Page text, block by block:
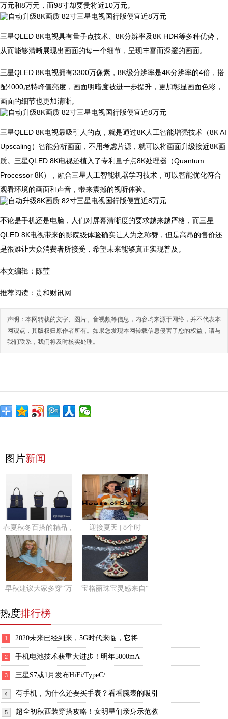
万元和8万元，而98寸却要贵将近10万元。
三星QLED 8K电视具有量子点技术、8K分辨率及8K HDR等多种优势，
从而能够清晰展现出画面的每一个细节，呈现丰富而深邃的画面。
三星QLED 8K电视拥有3300万像素，8K级分辨率是4K分辨率的4倍，搭
配4000尼特峰值亮度，画面明暗度被进一步提升，更加彰显画面色彩，
画面的细节也更加清晰。
三星QLED 8K电视最吸引人的点，就是通过8K人工智能增强技术（8K AI
Upscaling）智能分析画面，不用考虑片源，就可以将画面升级接近8K画
质。三星QLED 8K电视还植入了专利量子点8K处理器（Quantum
Processor 8K），融合三星人工智能机器学习技术，可以智能优化符合
观看环境的画面和声音，带来震撼的视听体验。
不论是手机还是电脑，人们对屏幕清晰度的要求越来越严格，而三星
QLED 8K电视带来的影院级体验确实让人为之称赞，但是高昂的售价还
是很难让大众消费者所接受，希望未来能够真正实现普及。
本文编辑：陈莹
推荐阅读： 贵和财讯网
声明：本网转载的文字、图片、音视频等信息，内容均来源于网络，并不代表本
网观点，其版权归原作者所有。如果您发现本网转载信息侵害了您的权益，请与
我们联系，我们将及时核实处理。
图片新闻
春夏秋冬百搭的精品， 迎接夏天 | 8个时
早秋建议大家多穿“万 宝格丽珠宝灵感来自“
热度排行榜
1 2020未来已经到来，5G时代来临，它将
2 手机电池技术获重大进步！明年5000mA
3 三星S7或1月发布HiFi/TypeC/
4 有手机，为什么还要买手表？看看腕表的吸引
5 超全初秋西装穿搭攻略！女明星们亲身示范教